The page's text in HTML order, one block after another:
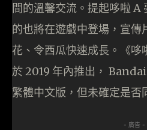
間的溫馨交流。提起哆啦 A
的也將在遊戲中登場，宣傳
花、令西瓜快速成長。《哆
於 2019 年內推出，
繁體中文版，但未確定是否
- 廣告 -